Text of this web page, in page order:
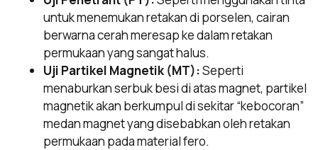
untuk menemukan retakan di porselen, cairan
berwarna cerah meresap ke dalam retakan
permukaan yang sangat halus.
Uji Partikel Magnetik (MT):Seperti
menaburkan serbuk besi di atas magnet, partikel
magnetik akan berkumpul di sekitar “kebocoran”
medan magnet yang disebabkan oleh retakan
permukaan pada material fero.